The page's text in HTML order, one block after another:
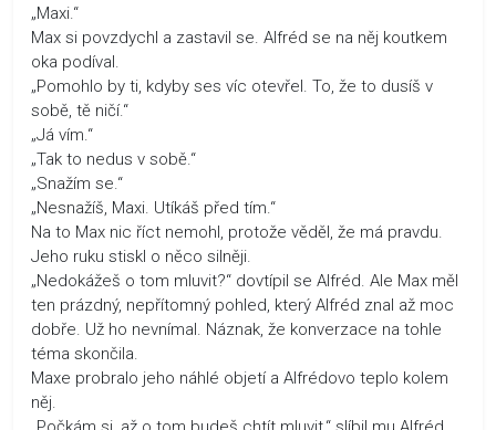
„Maxi.“
Max si povzdychl a zastavil se. Alfréd se na něj koutkem
oka podíval.
„Pomohlo by ti, kdyby ses víc otevřel. To, že to dusíš v
sobě, tě ničí.“
„Já vím.“
„Tak to nedus v sobě.“
„Snažím se.“
„Nesnažíš, Maxi. Utíkáš před tím.“
Na to Max nic říct nemohl, protože věděl, že má pravdu.
Jeho ruku stiskl o něco silněji.
„Nedokážeš o tom mluvit?“ dovtípil se Alfréd. Ale Max měl
ten prázdný, nepřítomný pohled, který Alfréd znal až moc
dobře. Už ho nevnímal. Náznak, že konverzace na tohle
téma skončila.
Maxe probralo jeho náhlé objetí a Alfrédovo teplo kolem
něj.